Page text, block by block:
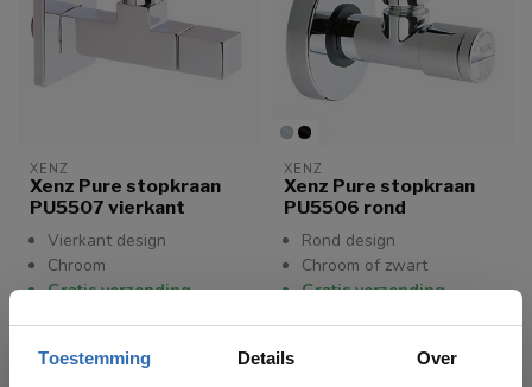
Toestemming Details Over
XENZ
Xenz Pure stopkraan
PU5507 vierkant
Vierkant design
Chroom
Gratis verzending
€141,00
XENZ
Xenz Pure stopkraan
PU5506 rond
Rond design
Chroom of zwart
Gratis verzending
€60,00